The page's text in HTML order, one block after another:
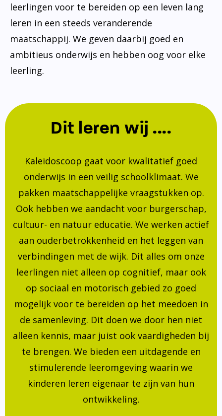
leerlingen voor te bereiden op een leven lang
leren in een steeds veranderende
maatschappij. We geven daarbij goed en
ambitieus onderwijs en hebben oog voor elke
leerling.
Dit leren wij ....
Kaleidoscoop gaat voor kwalitatief goed
onderwijs in een veilig schoolklimaat. We
pakken maatschappelijke vraagstukken op.
Ook hebben we aandacht voor burgerschap,
cultuur- en natuur educatie. We werken actief
aan ouderbetrokkenheid en het leggen van
verbindingen met de wijk. Dit alles om onze
leerlingen niet alleen op cognitief, maar ook
op sociaal en motorisch gebied zo goed
mogelijk voor te bereiden op het meedoen in
de samenleving. Dit doen we door hen niet
alleen kennis, maar juist ook vaardigheden bij
te brengen. We bieden een uitdagende en
stimulerende leeromgeving waarin we
kinderen leren eigenaar te zijn van hun
ontwikkeling.